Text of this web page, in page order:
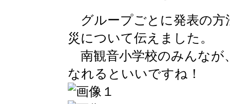
グループごとに発表の方
災について伝えました。
南観音小学校のみんなが
なれるといいですね！